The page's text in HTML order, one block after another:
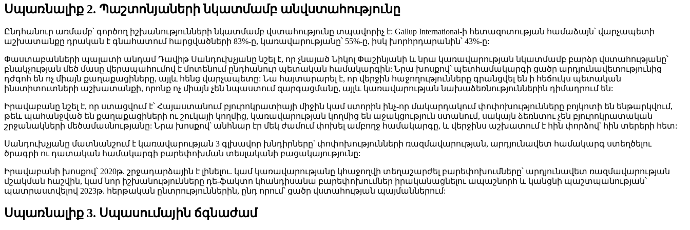
Սպառնալիք 2. Պաշտոնյաների նկատմամբ անվստահությունը
Ընդհանուր առմամբ՝ գործող իշխանությունների նկատմամբ վստահությունը տպավորիչ է: Gallup International-ի հետազոտության համաձայն՝ վարչապետի
աշխատանքը դրական է գնահատում հարցվածների 83%-ը, կառավարությանը՝ 55%-ը, իսկ խորհրդարանին՝ 43%-ը:
Փաստաբանների պալատի անդամ Դավիթ Սանդուխչյանը նշել է, որ չնայած Նիկոլ Փաշինյանի և նրա կառավարության նկատմամբ բարձր վստահությանը՝
բնակչության մեծ մասը վերապահումով է մոտենում ընդհանուր պետական համակարգին: Նրա խոսքով՝ պետհամակարգի ցածր արդյունավետությունից
դժգոհ են ոչ միայն քաղաքացիները, այլև հենց վարչապետը: Նա հայտարարել է, որ վերջին հաջողությունները գրանցվել են ի հեճուկս պետական
ինստիտուտների աշխատանքի, որոնք ոչ միայն չեն նպաստում զարգացմանը, այլև կառավարության նախաձեռնություններին դիմադրում են:
Իրավաբանը նշել է, որ ստացվում է՝ Հայաստանում բյուրոկրատիայի միջին կամ ստորին ինչ-որ մակարդակում փոփոխությունները բոյկոտի են ենթարկվում,
թեև պահանջված են քաղաքացիների ու շուկայի կողմից, կառավարության կողմից են աջակցություն ստանում, սակայն ձեռնտու չեն բյուրոկրատական
շրջանակների մեծամասնությանը: Նրա խոսքով՝ անհնար էր մեկ ժամում փոխել ամբողջ համակարգը, և վերջինս աշխատում է հին փորձով՝ հին տերերի հետ:
Սանդուխչյանը մատնանշում է կառավարության 3 գլխավոր խնդիրները՝ փոփոխությունների ռազմավարության, արդյունավետ համակարգ ստեղծելու
ծրագրի ու դատական համակարգի բարեփոխման տեսլականի բացակայությունը:
Իրավաբանի խոսքով՝ 2020թ. շրջադարձային է լինելու. կամ կառավարությանը կհաջողվի տեղաշարժել բարեփոխումները՝ արդյունավետ ռազմավարության
մշակման հաշվին, կամ նոր իշխանությունները դե-ֆակտո կհանդիսանա բարեփոխումներ իրականացնելու ապաշնորհ և կանցնի պաշտպանության՝
պատրաստվելով 2023թ. հերթական ընտրություններին, ընդ որում՝ ցածր վստահության պայմաններում:
Սպառնալիք 3. Սպասումային ճգնաժամ